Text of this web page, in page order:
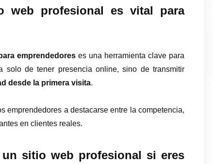
web profesional es vital para
emprendedoreses una herramienta clave para
solo de tener presencia online, sino de transmitir
desde la primera visita.
emprendedores a destacarse entre la competencia,
en clientes reales.
sitio web profesional si eres